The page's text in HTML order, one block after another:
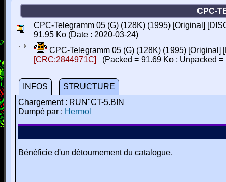
CPC-
CPC-Telegramm 05 (G) (128K) (1995) [Original]
91.95 Ko (Date : 2020-03-24)
CPC-Telegramm 05 (G) (128K) (1995) [Original]
[CRC:2844971C]
(Packed = 91.69 Ko ; Unpacked =
INFOS
STRUCTURE
Chargement : RUN"CT-5.BIN
Dumpé par : Hermol
Bénéficie d'un détournement du catalogue.